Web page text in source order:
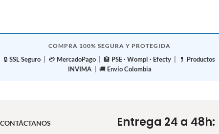
COMPRA 100% SEGURA Y PROTEGIDA
🔒 SSL Seguro | 💳 MercadoPago | 🏦 PSE · Wompi · Efecty | 💊 Productos
INVIMA| 🚚 Envío Colombia
CONTÁCTANOS
Entrega 24 a 48h: